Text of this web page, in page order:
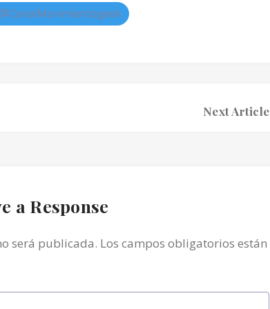
Next Article
a Response
será publicada. Los campos obligatorios están